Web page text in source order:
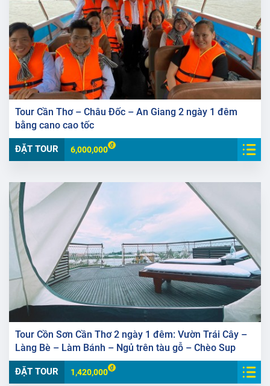
Tour Cần Thơ – Châu Đốc – An Giang 2 ngày 1 đêm
bằng cano cao tốc
ĐẶT TOUR 6,000,000
Tour Cồn Sơn Cần Thơ 2 ngày 1 đêm: Vườn Trái Cây –
Làng Bè – Làm Bánh – Ngủ trên tàu gỗ – Chèo Sup
ĐẶT TOUR 1,420,000